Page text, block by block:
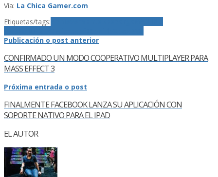
Ví­a: La Chica Gamer.com
Etiquetas/tags:
Publicación o post anterior
CONFIRMADO UN MODO COOPERATIVO MULTIPLAYER PARA
MASS EFFECT 3
Próxima entrada o post
FINALMENTE FACEBOOK LANZA SU APLICACIÓN CON
SOPORTE NATIVO PARA EL IPAD
EL AUTOR